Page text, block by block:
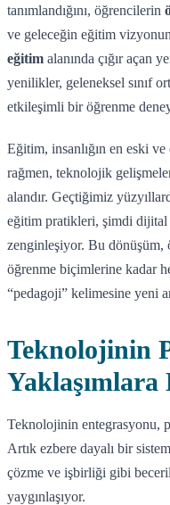
tanımlandığını, öğrencilerin
ve geleceğin eğitim
eğitim alanında çığır açan
yenilikler, geleneksel sınıf
etkileşimli bir öğrenme
Eğitim, insanlığın en eski
rağmen, teknolojik
alandır. Geçtiğimiz
eğitim pratikleri, şimdi dijital
zenginleşiyor. Bu
öğrenme biçimlerine kadar
“pedagoji” kelimesine yeni
Teknolojinin
Yaklaşımlara
Teknolojinin entegrasyonu,
Artık ezbere dayalı bir
çözme ve işbirliği gibi
yaygınlaşıyor.